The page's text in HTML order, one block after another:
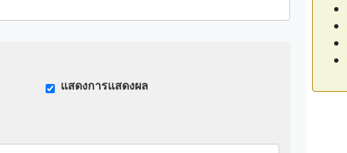
แสดงการแสดงผล